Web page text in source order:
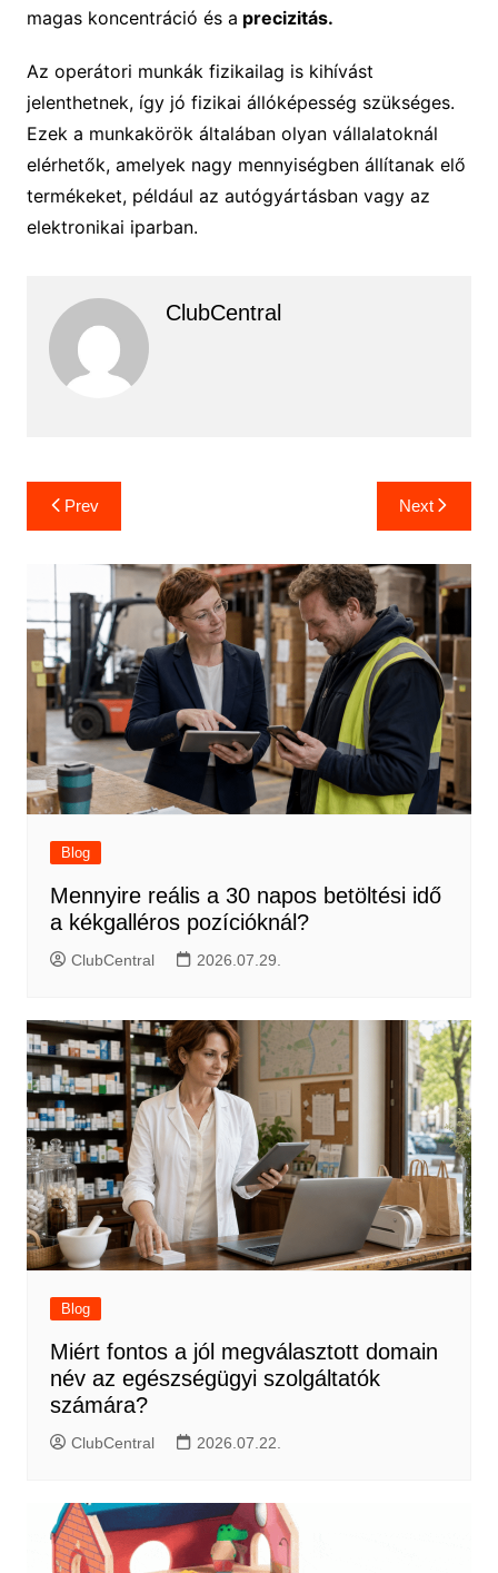
magas koncentráció és a precizitás.
Az operátori munkák fizikailag is kihívást
jelenthetnek, így jó fizikai állóképesség szükséges.
Ezek a munkakörök általában olyan vállalatoknál
elérhetők, amelyek nagy mennyiségben állítanak elő
termékeket, például az autógyártásban vagy az
elektronikai iparban.
ClubCentral
Bejegyzés
navigáció
Prev Next
Blog
Mennyire reális a 30 napos betöltési idő
a kékgalléros pozícióknál?
ClubCentral 2026.07.29.
Blog
Miért fontos a jól megválasztott domain
név az egészségügyi szolgáltatók
számára?
ClubCentral 2026.07.22.